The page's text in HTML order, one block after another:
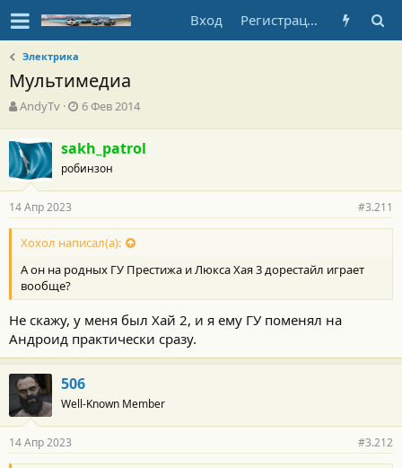
Вход Регистрация
Электрика
Мультимедиа
А
о
р
т
е
м
ы
AndyTv
Д
а
н
а
л
а
6 Фев 2014
sakh_patrol
робинзон
14 Апр 2023 #3.211
Хохол написал(а):
А он на родных ГУ Престижа и Люкса Хая 3 дорестайл играет
вообще?
Не скажу, у меня был Хай 2, и я ему ГУ поменял на
Андроид практически сразу.
506
Well-Known Member
14 Апр 2023 #3.212